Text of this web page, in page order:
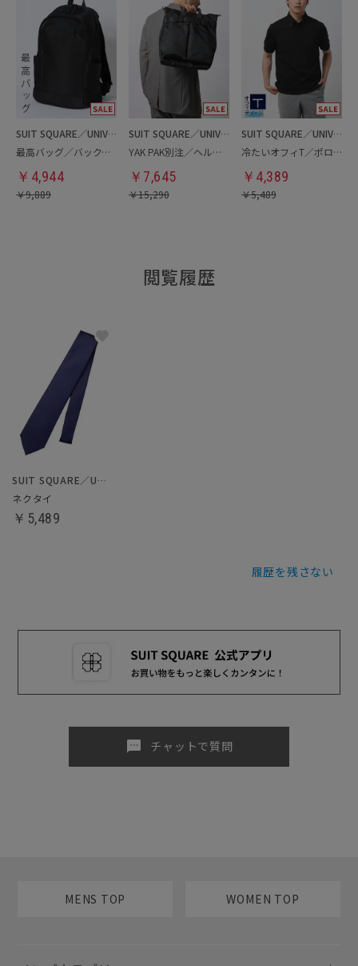
SUIT SQUARE／UNIVERSAL LANGUAGE
最高バッグ／バックパック
￥ 4,944
￥9,889
SUIT SQUARE／UNIVERSAL LANGUAGE
YAK PAK別注／ヘルメットバッグ
￥ 7,645
￥15,290
SUIT SQUARE／UNIVERSAL LANGUAGE
冷たいオフィT／ポロシャツ
￥ 4,389
￥5,489
閲覧履歴
SUIT SQUARE／UNIVERSAL LANGUAGE
ネクタイ
￥5,489
履歴を残さない
sms チャットで質問
MENS TOP WOMEN TOP